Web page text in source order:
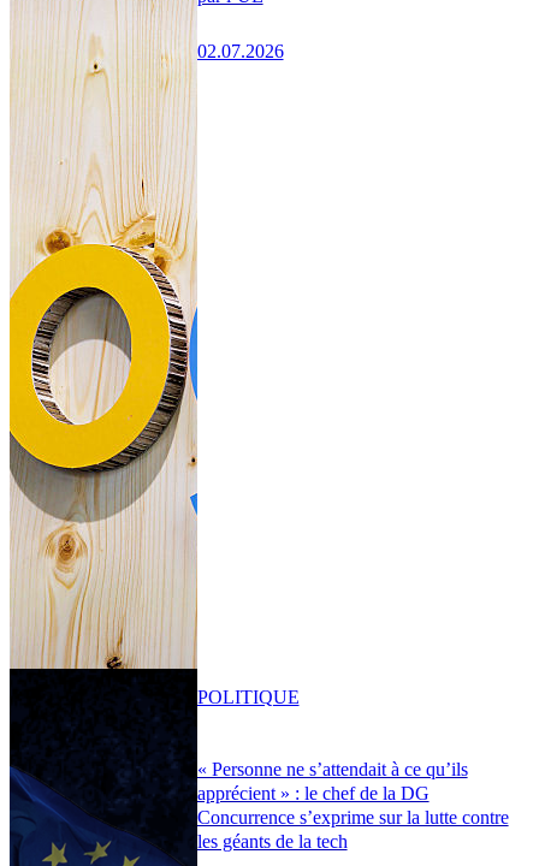
02.07.2026
« Personne ne s’attendait à ce qu’ils
apprécient » : le chef de la DG
Concurrence s’exprime sur la lutte contre
les géants de la tech
POLITIQUE